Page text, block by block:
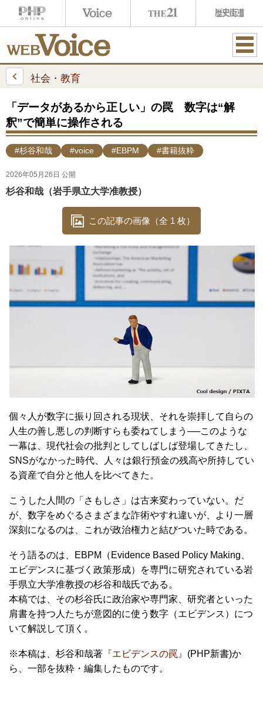
ME
社会・教育
「データがあるから正しい」の罠 数字は“解
釈”で簡単に操作される
#杉谷和哉 #voice #EBPM #書籍抜粋
2026年05月26日 公開
杉谷和哉（岩手県立大学准教授）
この記事の画像（全 1 枚）
個々人が数字に振り回される現状、それを崇拝して自らの
人生の善し悪しの判断すらも委ねてしまう──このような
一幕は、現代社会の批判としてしばしば登場してきたし、
SNSがなかった時代、人々は銀行預金の残高や所持してい
る資産で自分と他人を比べてきた。
こうした人間の「さもしさ」は古来変わっていない。だ
が、数字をめぐるさまざまな詐術やすれ違いが、より一層
深刻になるのは、これが政治権力と結びついた時である。
そう語るのは、EBPM（Evidence Based Policy Making、
エビデンスに基づく政策形成）を専門に研究されている岩
手県立大学准教授の杉谷和哉氏である。
本稿では、その杉谷氏に政治家や専門家、研究者といった
肩書を持つ人たちが意図的に使う数字（エビデンス）につ
いて解説して頂く。
※本稿は、杉谷和哉著 『エビデンスの罠』 (PHP新書)か
ら、一部を抜粋・編集したものです。